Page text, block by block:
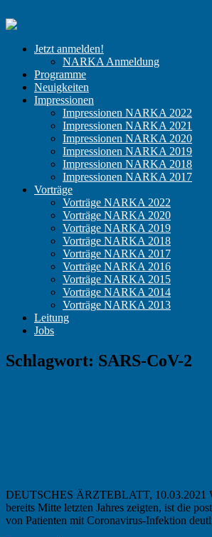
NARKA
niedergelassene
Anästhesisten
Jetzt anmelden!
NARKA Anmeldung
Programme
Neuigkeiten
Impressionen
Impressionen NARKA 2022
Impressionen NARKA 2021
Impressionen NARKA 2020
Impressionen NARKA 2019
Impressionen NARKA 2018
Impressionen NARKA 2017
Vorträge
Vorträge NARKA 2022
Vorträge NARKA 2020
Vorträge NARKA 2019
Vorträge NARKA 2018
Vorträge NARKA 2017
Vorträge NARKA 2016
Vorträge NARKA 2015
Vorträge NARKA 2014
Vorträge NARKA 2013
Leitung
Jobs
Schlagwort: SARS-CoV-2
DEUTSCHES ÄRZTEBLATT, 10.03.2021
bereits Mitte letzten Jahres zeigten, ist die
von Patienten mit Coronavirus-Infektion